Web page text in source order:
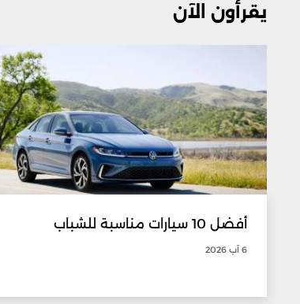
يقرأون الآن
أفضل 10 سيارات مناسبة للشباب
6 آب 2026